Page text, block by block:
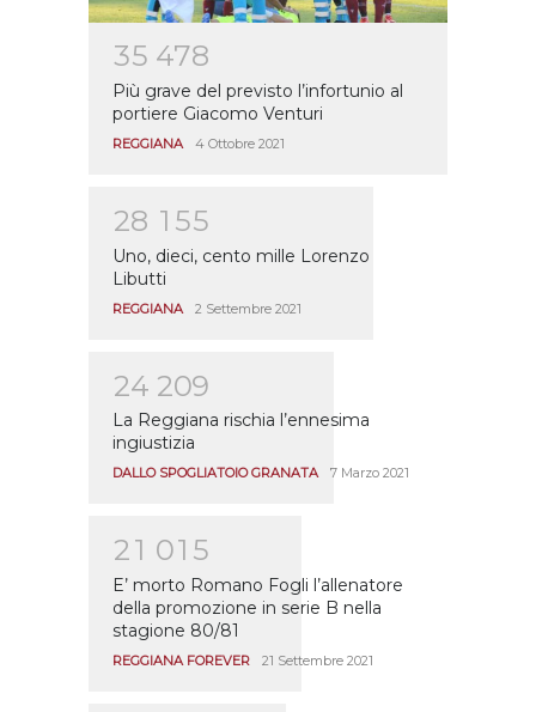
35 478
Più grave del previsto l’infortunio al
portiere Giacomo Venturi
REGGIANA 4 Ottobre 2021
28 1 55
Uno, dieci, cento mille Lorenzo
Libutti
REGGIANA 2 Settembre 2021
24 209
La Reggiana rischia l’ennesima
ingiustizia
DALLO SPOGLIATOIO GRANATA 7 Marzo 2021
21 01 5
E’ morto Romano Fogli l’allenatore
della promozione in serie B nella
stagione 80/81
REGGIANA FOREVER 21 Settembre 2021